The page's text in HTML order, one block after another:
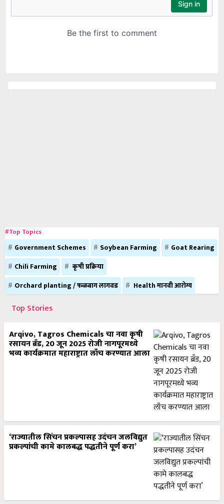
#Top Topics
Government Schemes Soybean Farming
Goat Rearing
Chili Farming
कृषी प्रक्रिया
Orchard planting / फळबाग लागवड
Health मानवी आरोग्य
Top Stories
Arqivo, Tagros Chemicals चा नवा कृषी
रसायन ब्रँड, 20 जून 2025 रोजी नागपूरमध्ये
भव्य कार्यक्रमात महाराष्ट्रात लाँच करण्यात आला
‘राज्यातील सिंचन प्रकल्पासह उदंचन जलविद्युत
प्रकल्पांची कामे कालबद्ध पद्धतीने पूर्ण करा’